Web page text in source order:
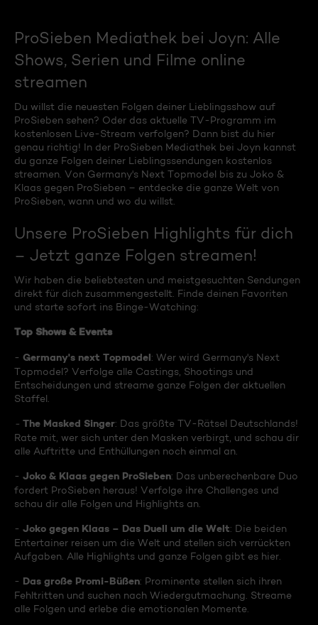
ProSieben Mediathek bei Joyn: Alle
Shows, Serien und Filme online
streamen
Du willst die neuesten Folgen deiner Lieblingsshow auf
ProSieben sehen? Oder das aktuelle TV-Programm im
kostenlosen Live-Stream verfolgen? Dann bist du hier
genau richtig! In der ProSieben Mediathek bei Joyn kannst
du ganze Folgen deiner Lieblingssendungen kostenlos
streamen. Von Germany's Next Topmodel bis zu Joko &
Klaas gegen ProSieben – entdecke die ganze Welt von
ProSieben, wann und wo du willst.
Unsere ProSieben Highlights für dich
– Jetzt ganze Folgen streamen!
Wir haben die beliebtesten und meistgesuchten Sendungen
direkt für dich zusammengestellt. Finde deinen Favoriten
und starte sofort ins Binge-Watching:
Top Shows & Events
- Germany's next Topmodel: Wer wird Germany's Next
Topmodel? Verfolge alle Castings, Shootings und
Entscheidungen und streame ganze Folgen der aktuellen
Staffel.
- The Masked Singer: Das größte TV-Rätsel Deutschlands!
Rate mit, wer sich unter den Masken verbirgt, und schau dir
alle Auftritte und Enthüllungen noch einmal an.
- Joko & Klaas gegen ProSieben: Das unberechenbare Duo
fordert ProSieben heraus! Verfolge ihre Challenges und
schau dir alle Folgen und Highlights an.
- Joko gegen Klaas – Das Duell um die Welt: Die beiden
Entertainer reisen um die Welt und stellen sich verrückten
Aufgaben. Alle Highlights und ganze Folgen gibt es hier.
- Das große Promi-Büßen: Prominente stellen sich ihren
Fehltritten und suchen nach Wiedergutmachung. Streame
alle Folgen und erlebe die emotionalen Momente.